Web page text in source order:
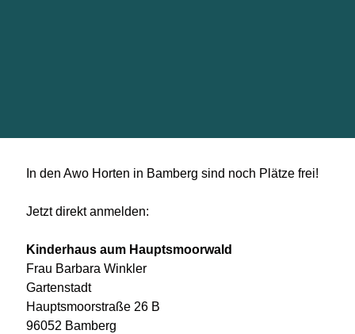
In den Awo Horten in Bamberg sind noch Plätze frei!
Jetzt direkt anmelden:
Kinderhaus aum Hauptsmoorwald
Frau Barbara Winkler
Gartenstadt
Hauptsmoorstraße 26 B
96052 Bamberg